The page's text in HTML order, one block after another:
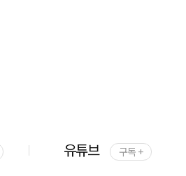
유튜브 구독 +